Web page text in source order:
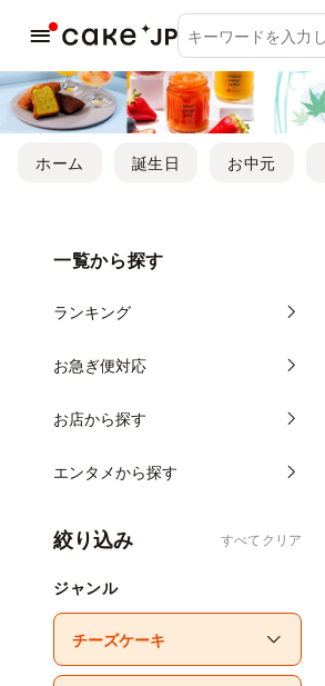
ホーム 誕生日 お中元
一覧から探す
ランキング
お急ぎ便対応
お店から探す
エンタメから探す
絞り込み すべてクリア
ジャンル